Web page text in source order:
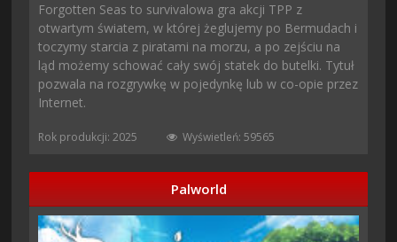
Forgotten Seas to survivalowa gra akcji TPP z
otwartym światem, w której żeglujemy po Bermudach i
toczymy starcia z piratami na morzu, a po zejściu na
ląd możemy schować cały swój statek do butelki. Tytuł
pozwala na rozgrywkę w pojedynkę lub w co-opie przez
Internet.
Rok produkcji: 2025 Wyświetleń: 59565
Palworld